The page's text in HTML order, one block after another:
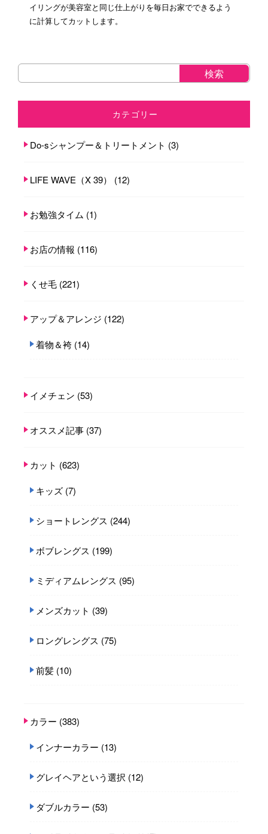
イリングが美容室と同じ仕上がりを毎日お家でできるよう
に計算してカットします。
カテゴリー
Do-sシャンプー＆トリートメント (3)
LIFE WAVE（X 39） (12)
お勉強タイム (1)
お店の情報 (116)
くせ毛 (221)
アップ＆アレンジ (122)
着物＆袴 (14)
イメチェン (53)
オススメ記事 (37)
カット (623)
キッズ (7)
ショートレングス (244)
ボブレングス (199)
ミディアムレングス (95)
メンズカット (39)
ロングレングス (75)
前髪 (10)
カラー (383)
インナーカラー (13)
グレイヘアという選択 (12)
ダブルカラー (53)